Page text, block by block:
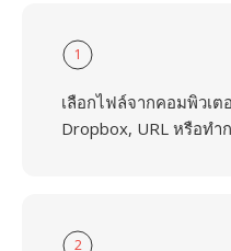
1
เลือกไฟล์จากคอมพิวเต
Dropbox, URL หรือทำ
2